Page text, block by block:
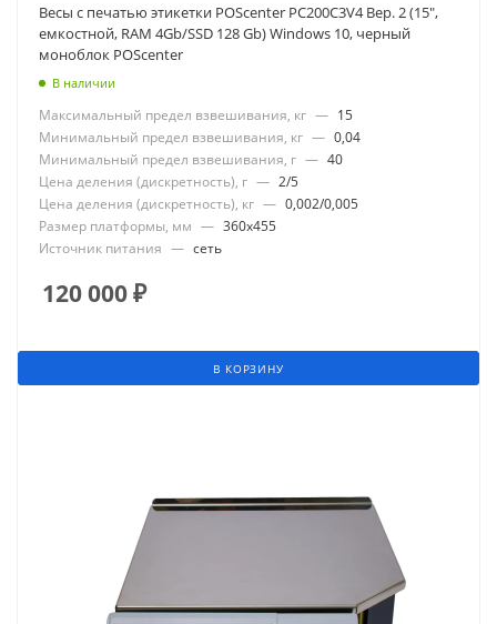
Весы с печатью этикетки POScenter PC200C3V4 Вер. 2 (15",
емкостной, RAM 4Gb/SSD 128 Gb) Windows 10, черный
моноблок POScenter
В наличии
Максимальный предел взвешивания, кг — 15
Минимальный предел взвешивания, кг — 0,04
Минимальный предел взвешивания, г — 40
Цена деления (дискретность), г — 2/5
Цена деления (дискретность), кг — 0,002/0,005
Размер платформы, мм — 360x455
Источник питания — сеть
120 000₽
В КОРЗИНУ